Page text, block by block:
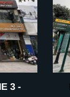
3 -